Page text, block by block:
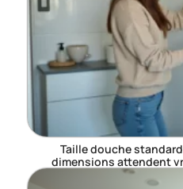
Taille douche
dimensions attendent